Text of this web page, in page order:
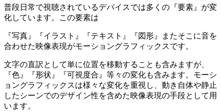
普段日常で視聴されているデバイスでは多くの『要素』が変
化しています。この要素は
『写真』『イラスト』『テキスト』『図形』またそこに音を
合わせた映像表現がモーショングラフィックスです。
文字の直訳として単に位置を移動することも含みますが、
『色』『形状』『可視度合』等々の変化も含みます。モーシ
ョングラフィックスは様々な変化を重視し、動き自体や静止
したシーンでのデザイン性を含めた映像表現の手段として用
います。